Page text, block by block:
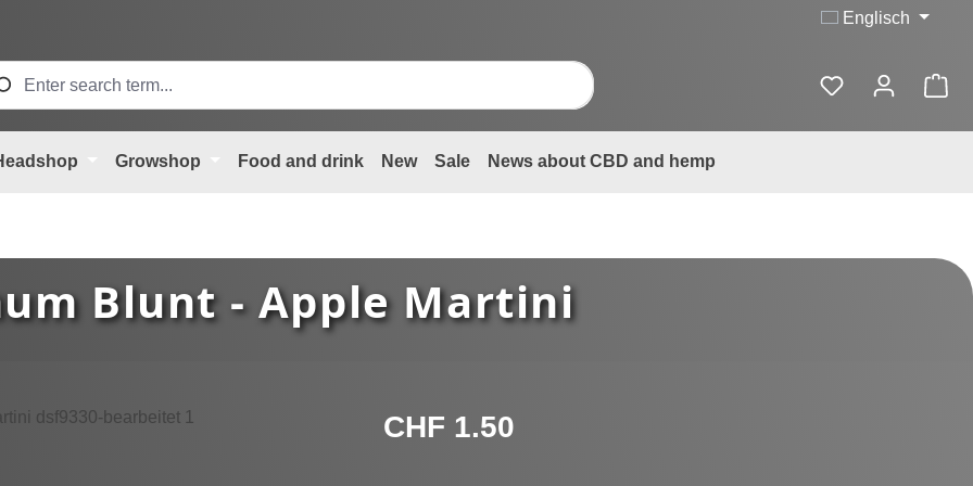
Englisch
Growshop Food and drink New Sale News about CBD and hemp
Blunt - Apple Martini
Regular price:
CHF 1.50